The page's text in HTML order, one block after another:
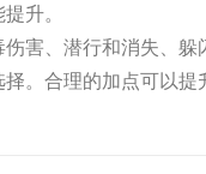
升。
害、潜行和消失、躲
。合理的加点可以